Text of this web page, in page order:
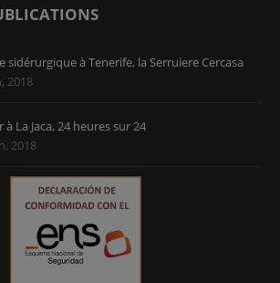
sidérurgique à Tenerife, la Serruiere Cercasa
2018
à La Jaca, 24 heures sur 24
2018